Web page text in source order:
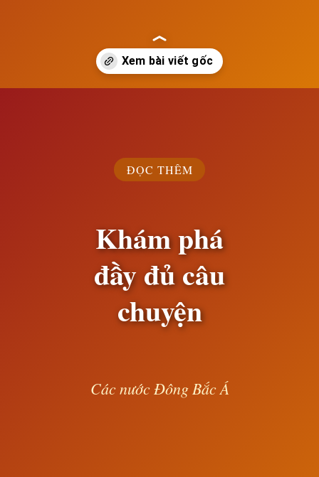
ĐỌC THÊM
Khám phá
đầy đủ câu
chuyện
Các nước Đông Bắc Á